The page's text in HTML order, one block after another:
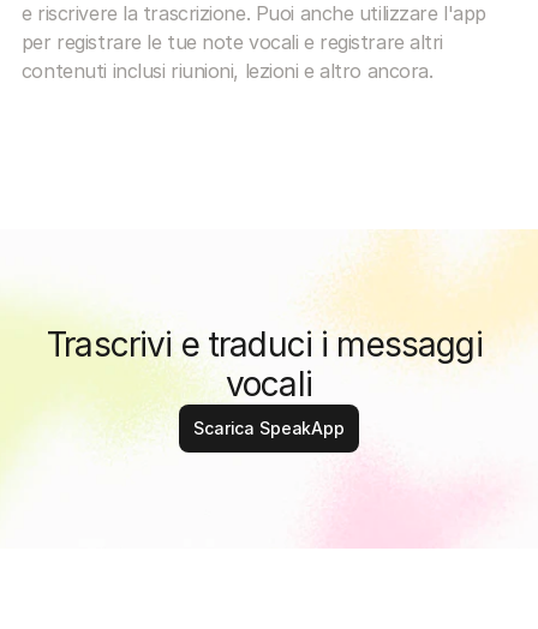
e riscrivere la trascrizione. Puoi anche utilizzare l'app
per registrare le tue note vocali e registrare altri
contenuti inclusi riunioni, lezioni e altro ancora.
Trascrivi e traduci i messaggi
vocali
Scarica SpeakApp